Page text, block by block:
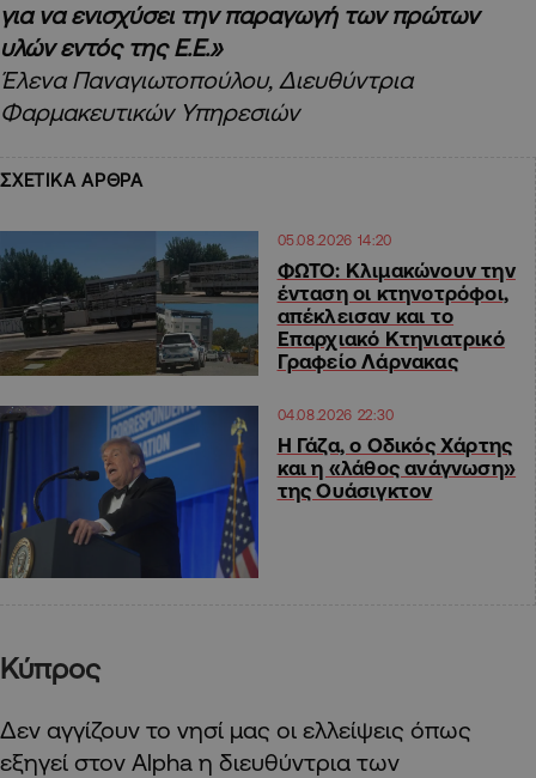
για να ενισχύσει την παραγωγή των πρώτων
υλών εντός της Ε.Ε.»
Έλενα Παναγιωτοπούλου, Διευθύντρια
Φαρμακευτικών Υπηρεσιών
ΣΧΕΤΙΚΑ ΑΡΘΡΑ
05.08.2026 14:20
ΦΩΤΟ: Κλιμακώνουν την
ένταση οι κτηνοτρόφοι,
απέκλεισαν και το
Επαρχιακό Κτηνιατρικό
Γραφείο Λάρνακας
04.08.2026 22:30
Η Γάζα, ο Οδικός Χάρτης
και η «λάθος ανάγνωση»
της Ουάσιγκτον
Κύπρος
Δεν αγγίζουν το νησί μας οι ελλείψεις όπως
εξηγεί στον Alpha η διευθύντρια των